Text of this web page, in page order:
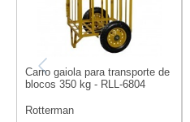
Carro gaiola para transporte de
blocos 350 kg - RLL-6804
Rotterman